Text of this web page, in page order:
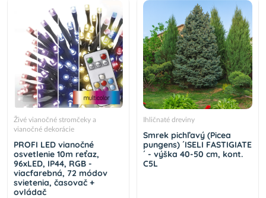
Živé vianočné stromčeky a
vianočné dekorácie
PROFI LED vianočné
osvetlenie 10m reťaz,
96xLED, IP44, RGB -
viacfarebná, 72 módov
svietenia, časovač +
ovládač
Ihličnaté dreviny
Smrek pichľavý (Picea
pungens) ´ISELI FASTIGIATE
´ - výška 40-50 cm, kont.
C5L